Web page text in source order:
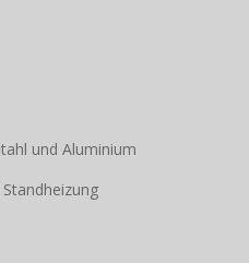
und Aluminium